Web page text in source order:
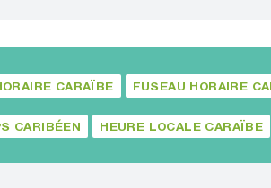
CARAÏBE FUSEAU HORAIRE
CARIBÉEN HEURE LOCALE CARAÏBE